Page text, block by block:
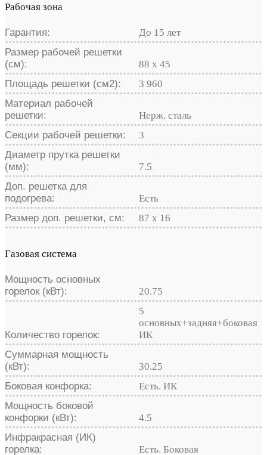
Рабочая зона
Гарантия:
До 15 лет
Размер рабочей решетки
(см):
88 х 45
Площадь решетки (см2):
3 960
Материал рабочей
решетки:
Нерж. сталь
Секции рабочей решетки:
3
Диаметр прутка решетки
(мм):
7.5
Доп. решетка для
подогрева:
Есть
Размер доп. решетки, см:
87 х 16
Газовая система
Мощность основных
горелок (кВт):
20.75
Количество горелок:
5
основных+задняя+боковая
ИК
Суммарная мощность
(кВт):
30.25
Боковая конфорка:
Есть. ИК
Мощность боковой
конфорки (кВт):
4.5
Инфракрасная (ИК)
горелка:
Есть. Боковая